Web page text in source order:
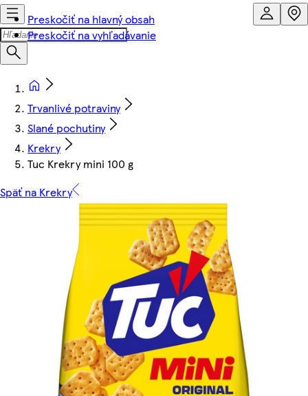
Preskočiť na hlavný obsah
Preskočiť na vyhľadávanie
Trvanlivé potraviny
Slané pochutiny
Krekry
Tuc Krekry mini 100 g
Späť na Krekry